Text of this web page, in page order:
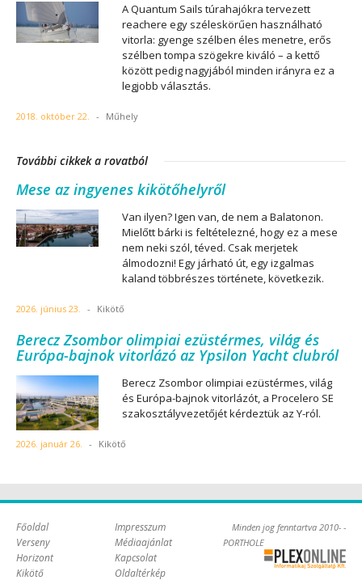
A Quantum Sails túrahajókra tervezett
reachere egy széleskörűen használható
vitorla: gyenge szélben éles menetre, erős
szélben tompa szögekre kiváló – a kettő
között pedig nagyjából minden irányra ez a
legjobb választás.
2018. október 22. - Műhely
További cikkek a rovatból
Mese az ingyenes kikötőhelyről
Van ilyen? Igen van, de nem a Balatonon.
Mielőtt bárki is feltételezné, hogy ez a mese
nem neki szól, téved. Csak merjetek
álmodozni! Egy járható út, egy izgalmas
kaland többrészes története, következik.
2026. június 23. - Kikötő
Berecz Zsombor olimpiai ezüstérmes, világ és
Európa-bajnok vitorlázó az Ypsilon Yacht clubról
Berecz Zsombor olimpiai ezüstérmes, világ
és Európa-bajnok vitorlázót, a Procelero SE
szakosztályvezetőjét kérdeztük az Y-ról.
2026. január 26. - Kikötő
Főoldal
Verseny
Horizont
Kikötő
Impresszum
Médiaajánlat
Kapcsolat
Oldaltérkép
Minden jog fenntartva 2010- -
PORTHOLE
Online Kft. -